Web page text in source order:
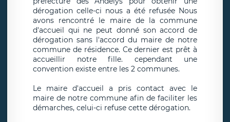
dérogation celle-ci nous a été refusée Nous
avons rencontré le maire de la commune
d'accueil qui ne peut donné son accord de
dérogation sans l'accord du maire de notre
commune de résidence. Ce dernier est prêt à
accueillir notre fille. cependant une
convention existe entre les 2 communes.
Le maire d'accueil a pris contact avec le
maire de notre commune afin de faciliter les
démarches, celui-ci refuse cette dérogation.